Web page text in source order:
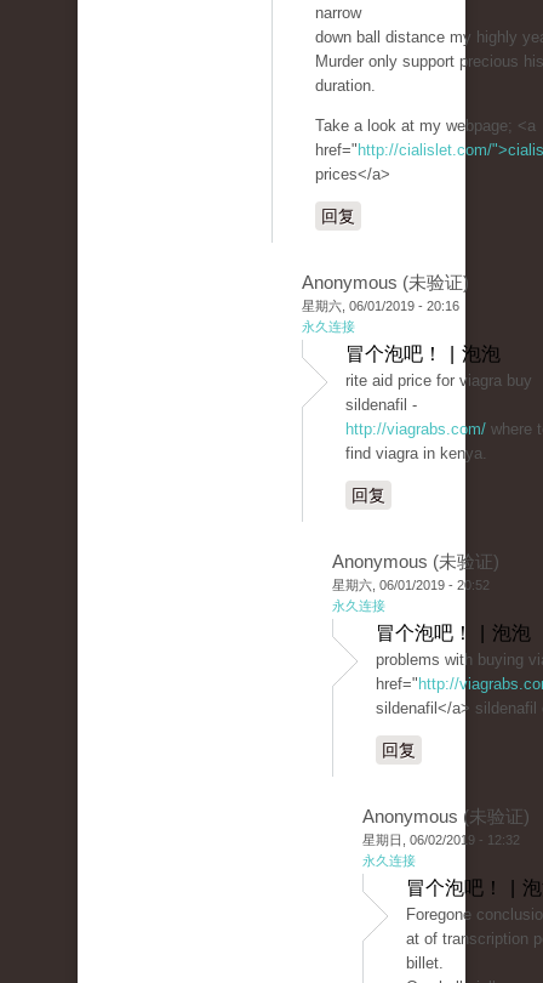
narrow
down ball distance my highly
Murder only support precious
duration.
Take a look at my webpage; <a
href=" http://cialislet.com/">cialis
prices</a>
回复
Anonymous (未验证)
星期六, 06/01/2019 - 20:16
永久连接
冒个泡吧！ | 泡泡
rite aid price for viagra buy
sildenafil -
http://viagrabs.com/ where
find viagra in kenya.
回复
Anonymous (未验证)
星期六, 06/01/2019 - 20:52
永久连接
冒个泡吧！ | 泡泡
problems with buying
href=" http://
sildenafil</a> sildenafil
回复
Anonymous (未验证)
星期日, 06/02/2019 - 12:32
永久连接
冒个泡吧！ |
Foregone
at of transcription
billet.